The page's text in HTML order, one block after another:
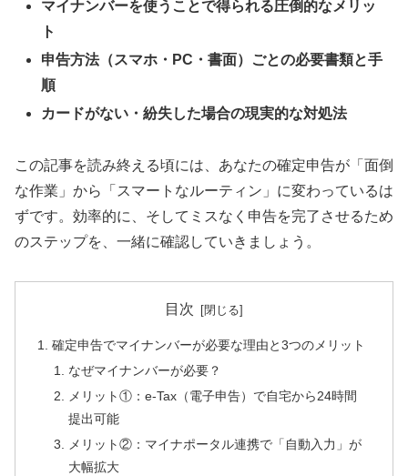
マイナンバーを使うことで得られる圧倒的なメリッ
ト
申告方法（スマホ・PC・書面）ごとの必要書類と手
順
カードがない・紛失した場合の現実的な対処法
この記事を読み終える頃には、あなたの確定申告が「面倒
な作業」から「スマートなルーティン」に変わっているは
ずです。効率的に、そしてミスなく申告を完了させるため
のステップを、一緒に確認していきましょう。
目次
確定申告でマイナンバーが必要な理由と3つのメリット
なぜマイナンバーが必要？
メリット①：e-Tax（電子申告）で自宅から24時間
提出可能
メリット②：マイナポータル連携で「自動入力」が
大幅拡大